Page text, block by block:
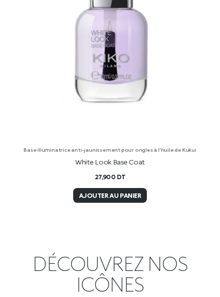
Base illuminatrice anti-jaunissement pour ongles à l’huile de Kukui
White Look Base Coat
27,900 DT
AJOUTER AU PANIER
DÉCOUVREZ NOS
ICÔNES